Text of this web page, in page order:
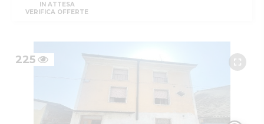
IN ATTESA
VERIFICA OFFERTE
225